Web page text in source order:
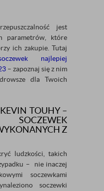
jest
parametrów, które
ich zakupie. Tutaj
najlepiej
– zapoznaj się z nim
dla Twoich
TOUHY –
Z
ludzkości, takich
– nie inaczej
soczewkami
soczewki